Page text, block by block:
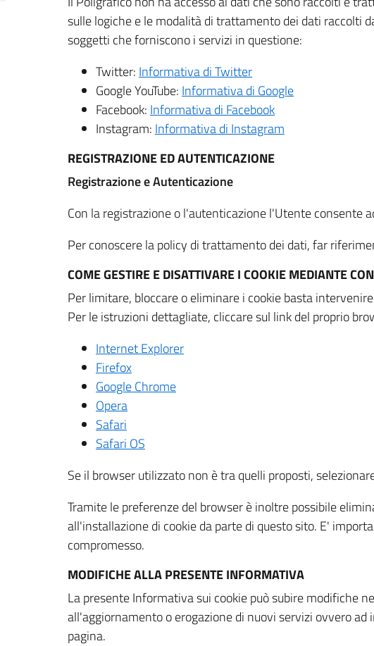
sulle logiche e le modalità di trattamento dei dati raccolti
soggetti che forniscono i servizi in questione:
Twitter: Informativa di Twitter
Google YouTube: Informativa di Google
Facebook: Informativa di Facebook
Instagram: Informativa di Instagram
REGISTRAZIONE ED AUTENTICAZIONE
Registrazione e Autenticazione
Con la registrazione o l'autenticazione l'Utente consente
Per conoscere la policy di trattamento dei dati, far
COME GESTIRE E DISATTIVARE I COOKIE MEDIANTE
Per limitare, bloccare o eliminare i cookie basta
Per le istruzioni dettagliate, cliccare sul link del proprio
Internet Explorer
Firefox
Google Chrome
Opera
Safari
Safari OS
Se il browser utilizzato non è tra quelli proposti,
Tramite le preferenze del browser è inoltre possibile
all'installazione di cookie da parte di questo sito. E'
compromesso.
MODIFICHE ALLA PRESENTE INFORMATIVA
La presente Informativa sui cookie può subire modifiche
all'aggiornamento o erogazione di nuovi servizi ovvero
pagina.